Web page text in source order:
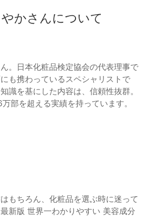
かさんについて
。日本化粧品検定協会の代表理事で
も携わっているスペシャリストで
識を基にした内容は、信頼性抜群。
部を超える実績を持っています。
もちろん、化粧品を選ぶ時に迷って
新版 世界一わかりやすい 美容成分